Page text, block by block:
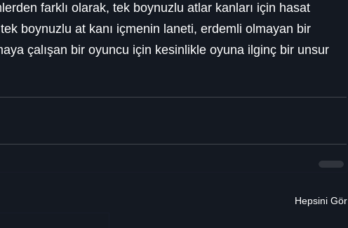
farklı olarak, tek boynuzlu atlar kanları için hasat
boynuzlu at kanı içmenin laneti, erdemli olmayan bir
çalışan bir oyuncu için kesinlikle oyuna ilginç bir unsur
Hepsini Gör